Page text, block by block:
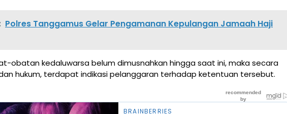
Polres Tanggamus Gelar Pengamanan Kepulangan Jamaah Haji
obatan kedaluwarsa belum dimusnahkan hingga saat ini, maka secara
hukum, terdapat indikasi pelanggaran terhadap ketentuan tersebut.